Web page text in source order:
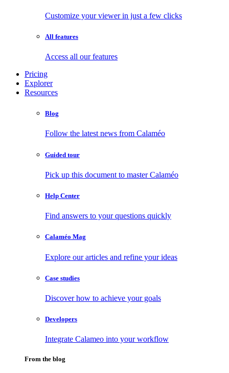
Customize your viewer in just a few clicks
All features
Access all our features
Pricing
Explorer
Resources
Blog
Follow the latest news from Calaméo
Guided tour
Pick up this document to master Calaméo
Help Center
Find answers to your questions quickly
Calaméo Mag
Explore our articles and refine your ideas
Case studies
Discover how to achieve your goals
Developers
Integrate Calameo into your workflow
From the blog